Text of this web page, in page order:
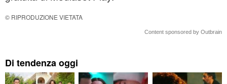
© RIPRODUZIONE VIETATA
Content sponsored by Outbrain
Di tendenza oggi